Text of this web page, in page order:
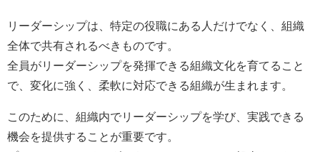
リーダーシップは、特定の役職にある人だけでなく、組織
全体で共有されるべきものです。
全員がリーダーシップを発揮できる組織文化を育てること
で、変化に強く、柔軟に対応できる組織が生まれます。
このために、組織内でリーダーシップを学び、実践できる
機会を提供することが重要です。